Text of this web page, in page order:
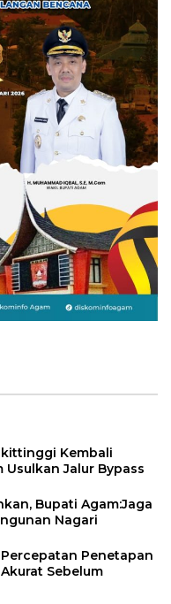
Kembali
Usulkan Jalur Bypass
Bupati Agam:Jaga
Nagari
Penetapan
Sebelum